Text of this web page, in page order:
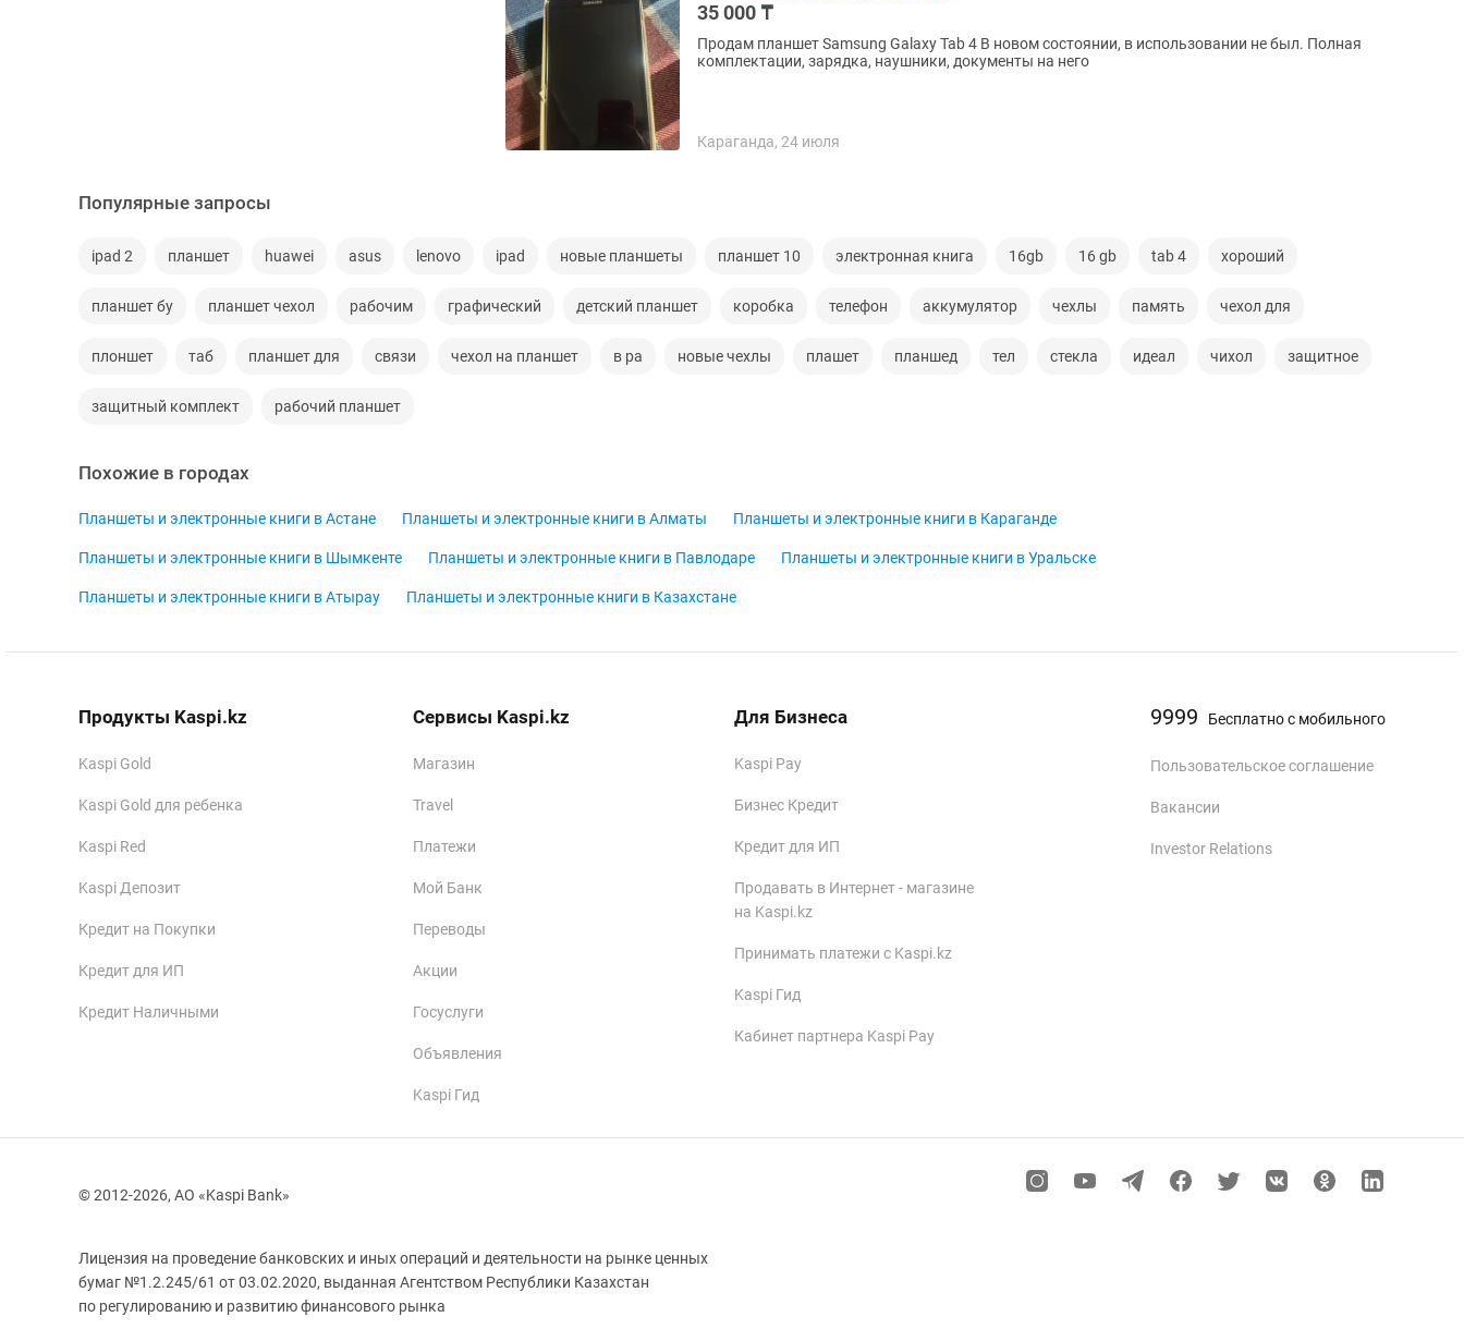
35 000 ₸
Продам планшет Samsung Galaxy Tab 4 В новом состоянии, в использовании не был. Полная
комплектации, зарядка, наушники, документы на него
Караганда, 24 июля
Популярные запросы
ipad 2 планшет huawei asus lenovo ipad новые планшеты планшет 10 электронная книга 16gb 16 gb tab 4 хороший
планшет бу планшет чехол рабочим графический детский планшет коробка телефон аккумулятор чехлы память чехол для
плоншет таб планшет для связи чехол на планшет в ра новые чехлы плашет планшед тел стекла идеал чихол защитное
защитный комплект рабочий планшет
Похожие в городах
Планшеты и электронные книги в Астане Планшеты и электронные книги в Алматы Планшеты и электронные книги в Караганде
Планшеты и электронные книги в Шымкенте Планшеты и электронные книги в Павлодаре Планшеты и электронные книги в Уральске
Планшеты и электронные книги в Атырау Планшеты и электронные книги в Казахстане
Продукты Kaspi.kz
Kaspi Gold
Kaspi Gold для ребенка
Kaspi Red
Kaspi Депозит
Кредит на Покупки
Кредит для ИП
Кредит Наличными
Сервисы Kaspi.kz
Магазин
Travel
Платежи
Мой Банк
Переводы
Акции
Госуслуги
Объявления
Kaspi Гид
Для Бизнеса
Kaspi Pay
Бизнес Кредит
Кредит для ИП
Продавать в Интернет - магазине
на Kaspi.kz
Принимать платежи с Kaspi.kz
Kaspi Гид
Кабинет партнера Kaspi Pay
9999 Бесплатно с мобильного
Пользовательское соглашение
Вакансии
Investor Relations
© 2012-2026, АО «Kaspi Bank»
Лицензия на проведение банковских и иных операций и деятельности на рынке ценных
бумаг №1.2.245/61 от 03.02.2020, выданная Агентством Республики Казахстан